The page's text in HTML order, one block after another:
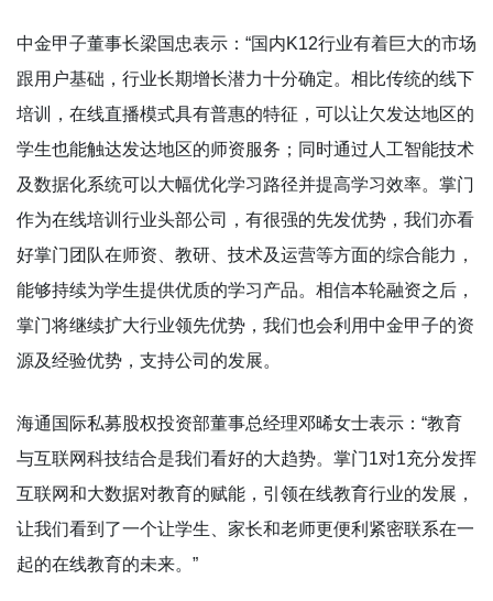
中金甲子董事长梁国忠表示：“国内K12行业有着巨大的市场
跟用户基础，行业长期增长潜力十分确定。相比传统的线下
培训，在线直播模式具有普惠的特征，可以让欠发达地区的
学生也能触达发达地区的师资服务；同时通过人工智能技术
及数据化系统可以大幅优化学习路径并提高学习效率。掌门
作为在线培训行业头部公司，有很强的先发优势，我们亦看
好掌门团队在师资、教研、技术及运营等方面的综合能力，
能够持续为学生提供优质的学习产品。相信本轮融资之后，
掌门将继续扩大行业领先优势，我们也会利用中金甲子的资
源及经验优势，支持公司的发展。
海通国际私募股权投资部董事总经理邓晞女士表示：“教育
与互联网科技结合是我们看好的大趋势。掌门1对1充分发挥
互联网和大数据对教育的赋能，引领在线教育行业的发展，
让我们看到了一个让学生、家长和老师更便利紧密联系在一
起的在线教育的未来。”